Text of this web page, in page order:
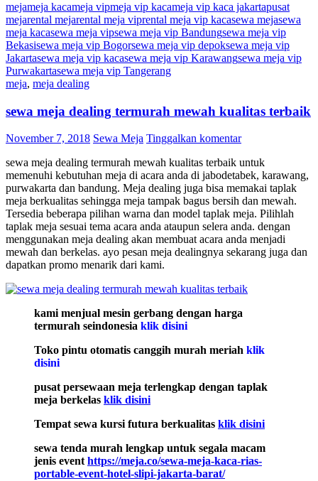
mejameja kacameja vipmeja vip kacameja vip kaca jakartapusat
mejarental mejarental meja viprental meja vip kacasewa mejasewa
meja kacasewa meja vipsewa meja vip Bandungsewa meja vip
Bekasisewa meja vip Bogorsewa meja vip depoksewa meja vip
Jakartasewa meja vip kacasewa meja vip Karawangsewa meja vip
Purwakartasewa meja vip Tangerang
meja, meja dealing
sewa meja dealing termurah mewah kualitas terbaik
November 7, 2018 Sewa Meja Tinggalkan komentar
sewa meja dealing termurah mewah kualitas terbaik untuk
memenuhi kebutuhan meja di acara anda di jabodetabek, karawang,
purwakarta dan bandung. Meja dealing juga bisa memakai taplak
meja berkualitas sehingga meja tampak bagus bersih dan mewah.
Tersedia beberapa pilihan warna dan model taplak meja. Pilihlah
taplak meja sesuai tema acara anda ataupun selera anda. dengan
menggunakan meja dealing akan membuat acara anda menjadi
mewah dan berkelas. ayo pesan meja dealingnya sekarang juga dan
dapatkan promo menarik dari kami.
kami menjual mesin gerbang dengan harga
termurah seindonesia klik disini
Toko pintu otomatis canggih murah meriah klik
disini
pusat persewaan meja terlengkap dengan taplak
meja berkelas klik disini
Tempat sewa kursi futura berkualitas klik disini
sewa tenda murah lengkap untuk segala macam
jenis eventhttps://meja.co/sewa-meja-kaca-rias-
portable-event-hotel-slipi-jakarta-barat/